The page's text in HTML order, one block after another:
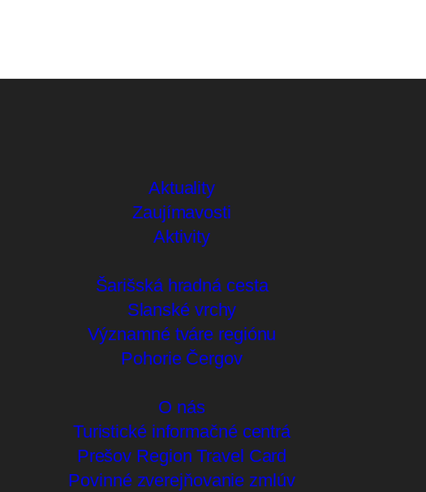
Aktuality
Zaujímavosti
Aktivity
Šarišská hradná cesta
Slanské vrchy
Významné tváre regiónu
Pohorie Čergov
O nás
Turistické informačné centrá
Prešov Region Travel Card
Povinné zverejňovanie zmlúv